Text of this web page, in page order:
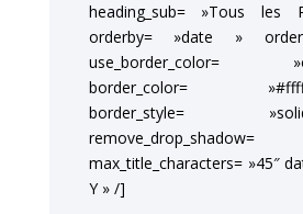
heading_sub= »Tous les
orderby= »date »
border_color=
border_style=
max_title_characters= »45″
Y » /]